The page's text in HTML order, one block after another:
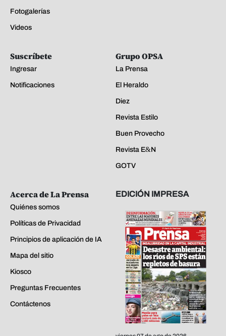
Fotogalerías
Videos
Suscríbete
Ingresar
Notificaciones
Grupo OPSA
La Prensa
El Heraldo
Diez
Revista Estilo
Buen Provecho
Revista E&N
GOTV
Acerca de La Prensa
Quiénes somos
Políticas de Privacidad
Principios de aplicación de IA
Mapa del sitio
Kiosco
Preguntas Frecuentes
Contáctenos
EDICIÓN IMPRESA